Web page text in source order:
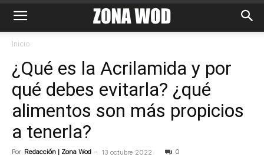
Inicio
¿Qué es la Acrilamida y por
qué debes evitarla? ¿qué
alimentos son más propicios
a tenerla?
Por Redacción | Zona Wod - 13 octubre 2022 0